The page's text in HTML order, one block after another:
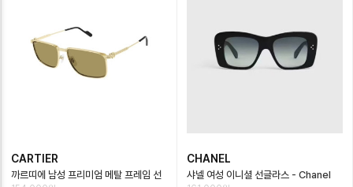
CARTIER
까르띠에 남성 프리미엄 메탈 프레임 선
CHANEL
샤넬 여성 이니셜 선글라스 - Chanel